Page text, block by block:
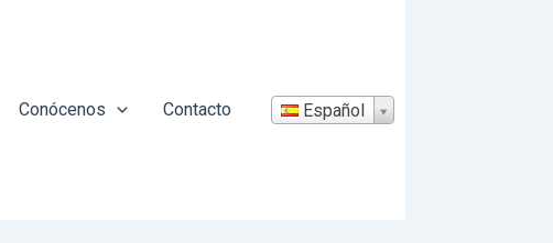
Conócenos Contacto Español